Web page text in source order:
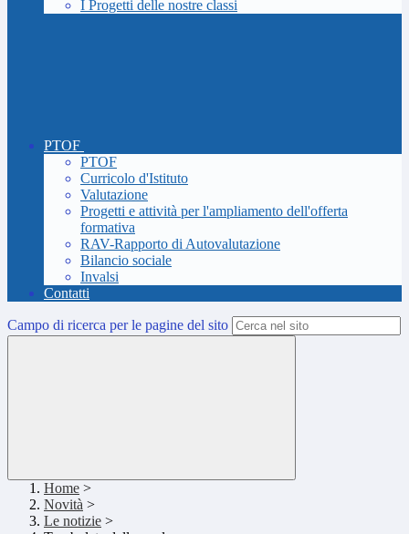
I Progetti delle nostre classi
PTOF
PTOF
Curricolo d'Istituto
Valutazione
Progetti e attività per l'ampliamento dell'offerta
formativa
RAV-Rapporto di Autovalutazione
Bilancio sociale
Invalsi
Contatti
Campo di ricerca per le pagine del sito
Home >
Novità >
Le notizie >